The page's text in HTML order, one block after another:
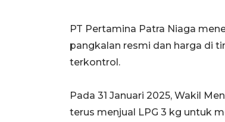
PT Pertamina Patra Niaga
pangkalan resmi dan harga di
terkontrol.
Pada 31 Januari 2025, Wakil
terus menjual LPG 3 kg untuk